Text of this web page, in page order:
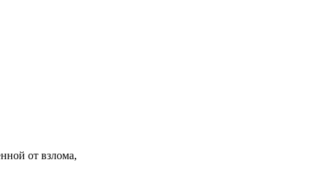
от взлома,